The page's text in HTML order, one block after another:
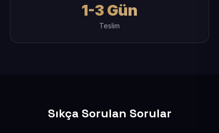
1-3 Gün
Teslim
Sıkça Sorulan Sorular